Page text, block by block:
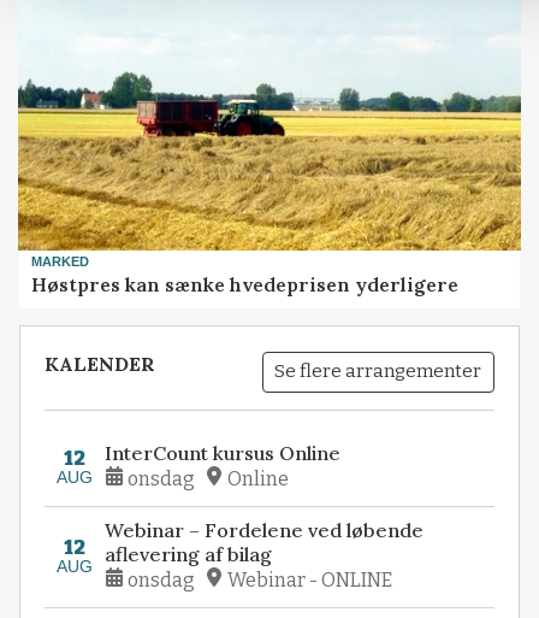
MARKED
Høstpres kan sænke hvedeprisen yderligere
KALENDER Se flere arrangementer
12
AUG
InterCount kursus Online
onsdag Online
12
AUG
Webinar – Fordelene ved løbende
aflevering af bilag
onsdag Webinar - ONLINE